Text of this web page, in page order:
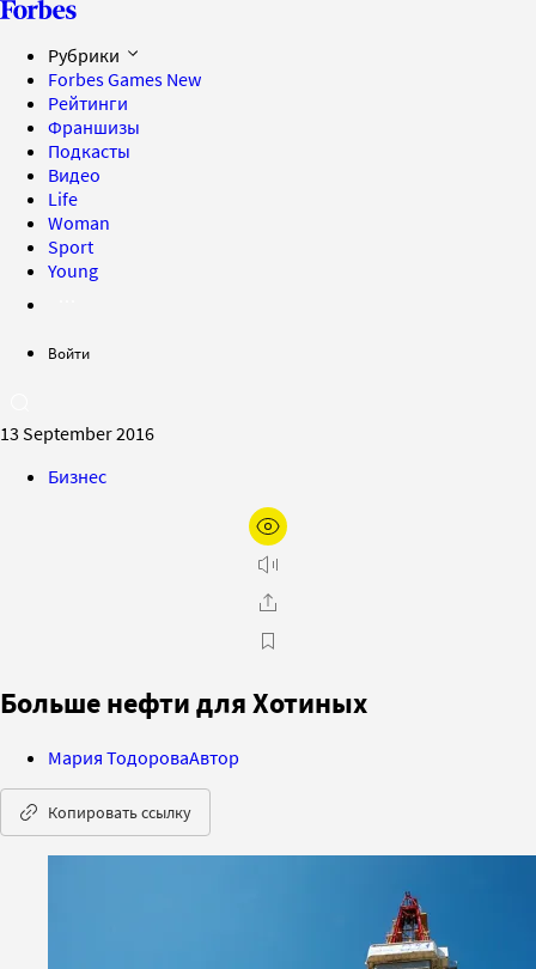
Рубрики
Forbes Games New
Рейтинги
Франшизы
Подкасты
Видео
Life
Woman
Sport
Young
Войти
13 September 2016
Бизнес
Больше нефти для Хотиных
Мария ТодороваАвтор
Копировать ссылку